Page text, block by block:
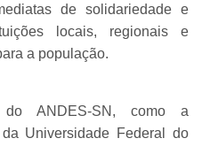
de solidariedade e
locais, regionais e
a população.
ANDES-SN, como a
Universidade Federal do